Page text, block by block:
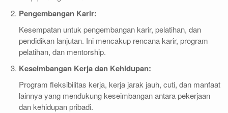
Pengembangan Karir:
Kesempatan untuk pengembangan karir, pelatihan, dan
pendidikan lanjutan. Ini mencakup rencana karir, program
pelatihan, dan mentorship.
Keseimbangan Kerja dan Kehidupan:
Program fleksibilitas kerja, kerja jarak jauh, cuti, dan manfaat
lainnya yang mendukung keseimbangan antara pekerjaan
dan kehidupan pribadi.